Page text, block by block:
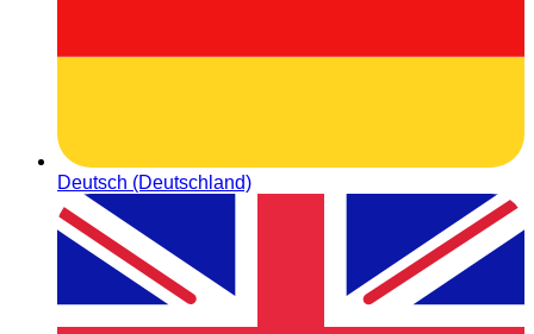
Deutsch (Deutschland)